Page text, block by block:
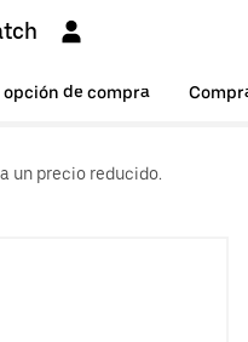
opción de compra
un precio reducido.